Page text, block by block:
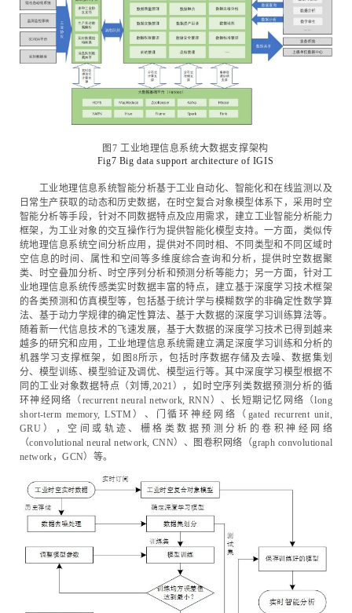
图7 工业地理信息系统大数据支撑架构
Fig7 Big data support architecture of IGIS
工业地理信息系统智能分析基于工业自动化、智能化和在线监测以及
日常生产获取的动态和历史数据，在时空复合对象模型体系下，采用时空
智能分析等手段，针对不同数据特点及应用需求，建立工业智能分析能力
框架，为工业对象的交互操作行为提供智能化模型支持。一方面，类似传
统地理信息系统空间分析应用，提供对不同时相、不同类型和不同区域时
空信息的时间、属性和空间等多维度综合查询和分析，提供时空数据聚
类、时空叠加分析、时空序列分析和预测分析等能力；另一方面，针对工
业地理信息系统传感类实时数据丰富的特点，建立基于深度学习技术框架
的各类预测和仿真模型等，包括基于统计学与模糊数学的非确定性数学算
法、基于动力学规律的确定性算法、基于大数据的深度学习训练算法等。
随着新一代信息技术的飞速发展，基于大数据的深度学习技术已得到越来
越多的研究和应用，工业地理信息系统需建立满足深度学习训练和分析的
机器学习支撑框架，如图8所示，包括时序数据存储及去噪、数据集划
分、模型训练、模型验证及调优、模型运行等。其中深度学习模型根据不
同的工业对象数据特点（刘博,2021），如时空序列类数据预测分析的循
环神经网络（recurrent neural network, RNN）、长短期记忆网络（long
short-term memory, LSTM）、门循环神经网络（gated recurrent unit,
GRU），空间或轨迹、栅格类数据预测分析的卷积神经网络
（convolutional neural network, CNN）、图卷积网络（graph convolutional
network，GCN）等。